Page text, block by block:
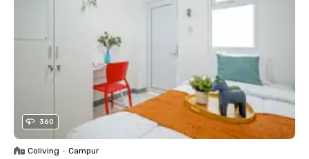
360
Coliving • Campur